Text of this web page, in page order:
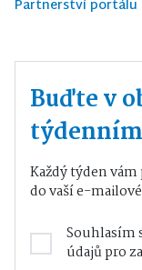
Partnerství portálu
Buďte v
Každý týden
do vaší e-
Souhlasím
údajůpro